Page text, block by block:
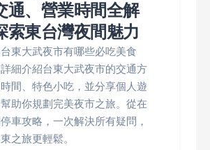
通、營業時間全解
索東台灣夜間魅力
東大武夜市有哪些必吃美食
細介紹台東大武夜市的交通方
間、特色小吃，並分享個人遊
助你規劃完美夜市之旅。從在
車攻略，一次解決所有疑問，
之旅更輕鬆。